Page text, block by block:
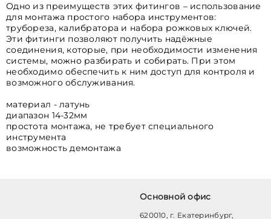
Одно из преимуществ этих фитингов – использование
для монтажа простого набора инструментов:
трубореза, калибратора и набора рожковых ключей.
Эти фитинги позволяют получить надёжные
соединения, которые, при необходимости изменения
системы, можно разбирать и собирать. При этом
необходимо обеспечить к ним доступ для контроля и
возможного обслуживания.
материал - латунь
диапазон 14-32мм
простота монтажа, не требует специального
инструмента
возможность демонтажа
Основной офис
620010, г. Екатеринбург,